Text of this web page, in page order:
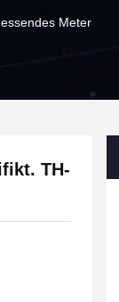
Meter
TH-